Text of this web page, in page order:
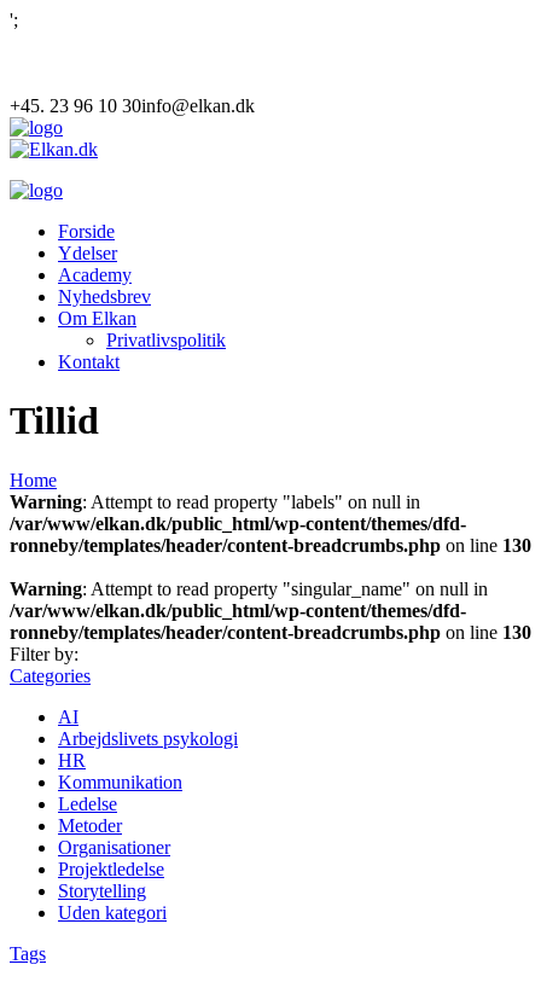
';
+45. 23 96 10 30info@elkan.dk
Forside
Ydelser
Academy
Nyhedsbrev
Om Elkan
Privatlivspolitik
Kontakt
Tillid
Home
Warning: Attempt to read property "labels" on null in
/var/www/elkan.dk/public_html/wp-content/themes/dfd-
ronneby/templates/header/content-breadcrumbs.php on line 130
Warning: Attempt to read property "singular_name" on null in
/var/www/elkan.dk/public_html/wp-content/themes/dfd-
ronneby/templates/header/content-breadcrumbs.php on line 130
Filter by:
Categories
AI
Arbejdslivets psykologi
HR
Kommunikation
Ledelse
Metoder
Organisationer
Projektledelse
Storytelling
Uden kategori
Tags